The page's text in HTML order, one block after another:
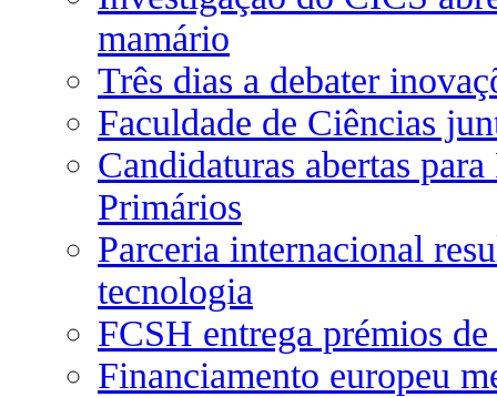
mamário
Três dias a debater
Faculdade de Ciências
Candidaturas abertas
Primários
Parceria internacional
tecnologia
FCSH entrega prémios
Financiamento europeu